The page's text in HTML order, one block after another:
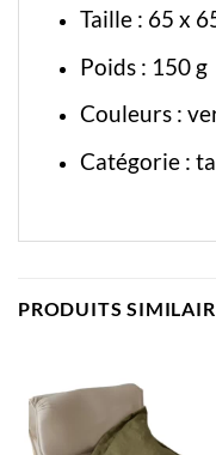
Taille : 65 x
Poids : 150 g
Couleurs :
Catégorie :
PRODUITS